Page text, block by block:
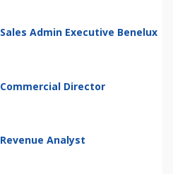
Sales Admin Executive Benelux
Commercial Director
Revenue Analyst